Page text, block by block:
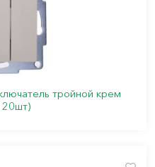
тройной крем